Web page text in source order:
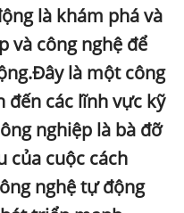
là khám phá và
và công nghệ để
là một công
đến các lĩnh vực kỹ
nghiệp là bà đỡ
của cuộc cách
nghệ tự động